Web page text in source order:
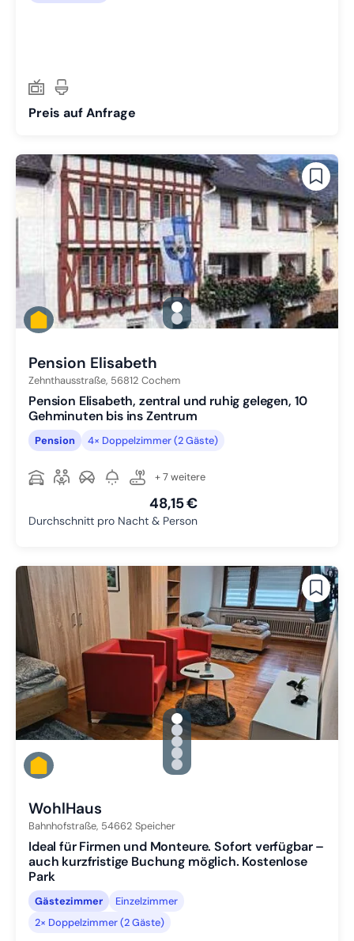
Preis auf Anfrage
gallery.slide_selector
Zu Slide 1 wechseln
Zu Slide 2 wechseln
Pension Elisabeth
Zehnthausstraße, 56812 Cochem
Pension Elisabeth, zentral und ruhig gelegen, 10
Gehminuten bis ins Zentrum
Pension 4× Doppelzimmer (2 Gäste)
+ 7 weitere
48,15 €
Durchschnitt pro Nacht & Person
gallery.slide_selector
Zu Slide 1 wechseln
Zu Slide 2 wechseln
Zu Slide 3 wechseln
Zu Slide 4 wechseln
Zu Slide 5 wechseln
WohlHaus
Bahnhofstraße, 54662 Speicher
Ideal für Firmen und Monteure. Sofort verfügbar –
auch kurzfristige Buchung möglich. Kostenlose
Park
Gästezimmer
Einzelzimmer
2× Doppelzimmer (2 Gäste)